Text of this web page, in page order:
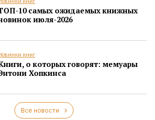
10 самых ожидаемых книжных
июля-2026
книг
о которых говорят: мемуары
Хопкинса
Все новости